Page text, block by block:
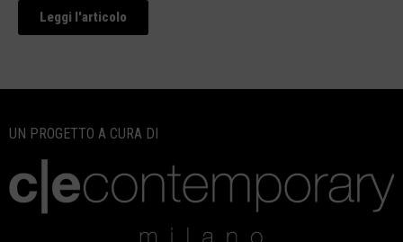
Leggi l'articolo
UN PROGETTO A CURA DI